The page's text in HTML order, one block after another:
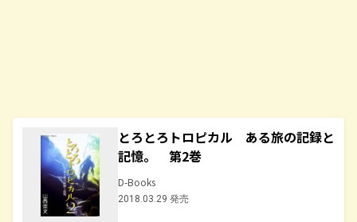
とろとろトロピカル ある旅の記録と
記憶。 第2巻
D-Books
2018.03.29 発売